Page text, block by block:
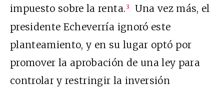
impuesto sobre la renta.3
Una vez más, el
presidente Echeverría ignoró este
planteamiento, y en su lugar optó por
promover la aprobación de una ley para
controlar y restringir la inversión